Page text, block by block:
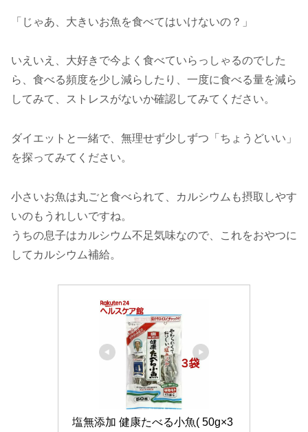
「じゃあ、大きいお魚を食べてはいけないの？」
いえいえ、大好きで今よく食べていらっしゃるのでした
ら、食べる頻度を少し減らしたり、一度に食べる量を減ら
してみて、ストレスがないか確認してみてください。
ダイエットと一緒で、無理せず少しずつ「ちょうどいい」
を探ってみてください。
小さいお魚は丸ごと食べられて、カルシウムも摂取しやす
いのもうれしいですね。
うちの息子はカルシウム不足気味なので、これをおやつに
してカルシウム補給。
塩無添加 健康たべる小魚( 50g×3